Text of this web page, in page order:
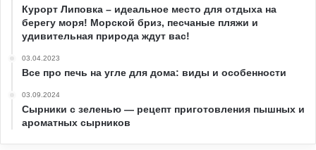
Курорт Липовка – идеальное место для отдыха на
берегу моря! Морской бриз, песчаные пляжи и
удивительная природа ждут вас!
03.04.2023
Все про печь на угле для дома: виды и особенности
03.09.2024
Сырники с зеленью — рецепт приготовления пышных и
ароматных сырников